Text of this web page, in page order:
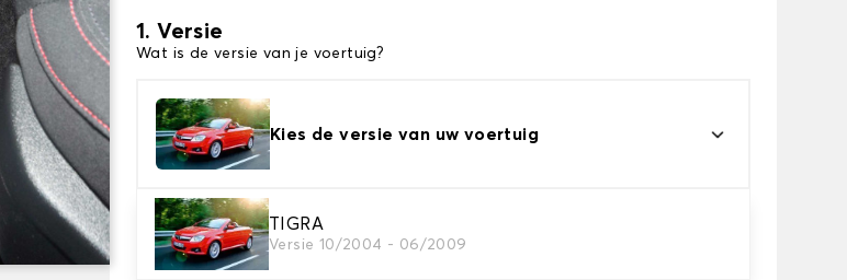
1. Versie
Wat is de versie van je voertuig?
Kies de versie van uw voertuig
TIGRA
Versie 10/2004 - 06/2009
2. Materiaal
Kies het materiaal van uw automatten